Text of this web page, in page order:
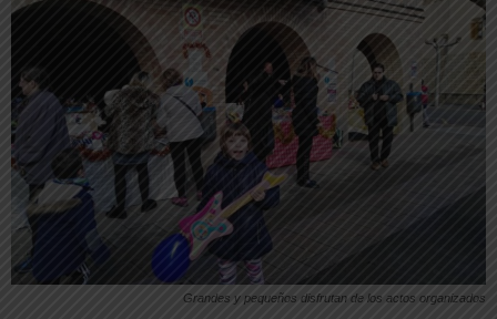
Grandes y pequeños disfrutan de los actos organizados